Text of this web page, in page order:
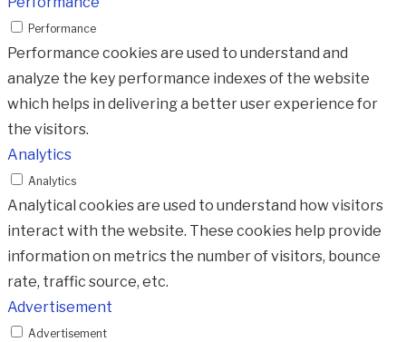
Performance
Performance cookies are used to understand and
analyze the key performance indexes of the website
which helps in delivering a better user experience for
the visitors.
Analytics
Analytics
Analytical cookies are used to understand how visitors
interact with the website. These cookies help provide
information on metrics the number of visitors, bounce
rate, traffic source, etc.
Advertisement
Advertisement